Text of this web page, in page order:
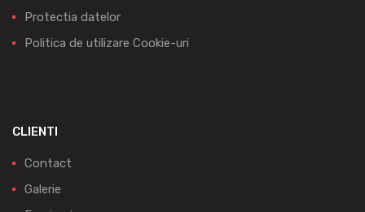
Protectia datelor
Politica de utilizare Cookie-uri
CLIENTI
Contact
Galerie